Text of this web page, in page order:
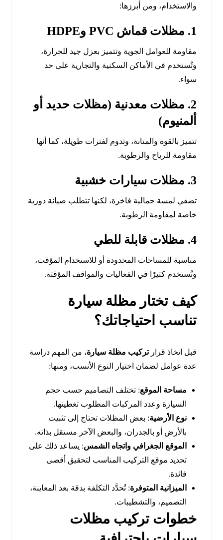
والاستخدام، ومن أبرزها:
1. مظلات قماش PVC وHDPE
مقاومة للعوامل الجوية وتتميز بعزل جيد للحرارة،
وتُستخدم في الأماكن السكنية والتجارية على حد
سواء.
2. مظلات معدنية (مظلات حديد أو
ألمنيوم)
تتميز بالقوة والمتانة، وتدوم لفترات طويلة، كما أنها
مقاومة للرياح والرطوبة.
3. مظلات سيارات خشبية
تضفي لمسة جمالية فاخرة، لكنها تتطلب صيانة دورية
خاصة لمقاومة الرطوبة.
4. مظلات قابلة للطي
مناسبة للمساحات المحدودة أو للاستخدام المؤقت،
وتُستخدم كثيرًا في الفعاليات والمواقف المؤقتة.
كيف تختار مظلة سيارة
تناسب احتياجاتك؟
قبل اتخاذ قرارتركيب مظلة سيارة، من المهم دراسة
عدة عوامل لضمان اختيار النوع الأنسب، ومنها:
مساحة الموقع: تختلف التصاميم حسب حجم
السيارة وعدد المركبات المطلوب تغطيتها.
نوع الأرضية: بعض المظلات تحتاج إلى تثبيت
بالأرض أو بالجدران، والبعض الآخر مستقل بذاته.
الموقع الجغرافي واتجاه الشمس: يساعد ذلك على
تحديد موقع التركيب المناسب لتحقيق أقصى
فائدة.
الميزانية المتوفرة: تُحدَّد التكلفة بدقة بعد المعاينة،
التصميم، والتشطيبات.
خطوات تركيب مظلات